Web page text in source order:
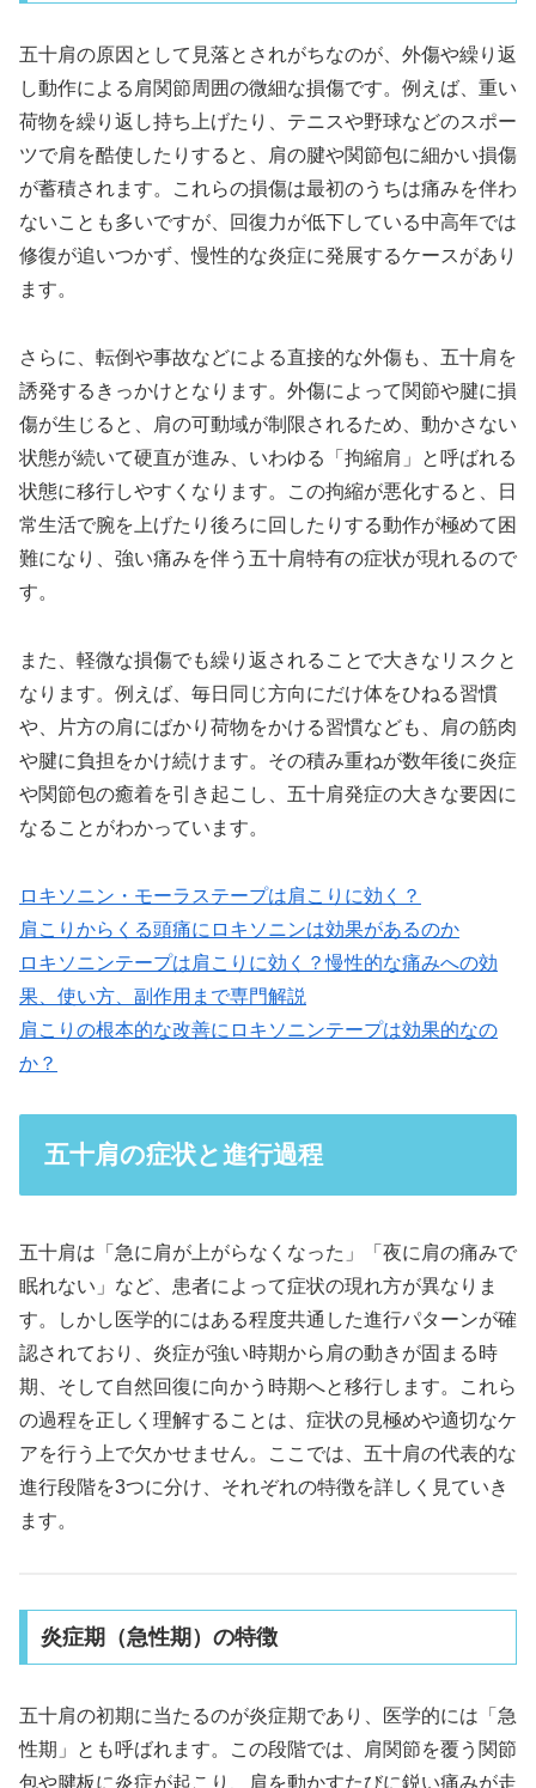
五十肩の原因として見落とされがちなのが、外傷や繰り返
し動作による肩関節周囲の微細な損傷です。例えば、重い
荷物を繰り返し持ち上げたり、テニスや野球などのスポー
ツで肩を酷使したりすると、肩の腱や関節包に細かい損傷
が蓄積されます。これらの損傷は最初のうちは痛みを伴わ
ないことも多いですが、回復力が低下している中高年では
修復が追いつかず、慢性的な炎症に発展するケースがあり
ます。
さらに、転倒や事故などによる直接的な外傷も、五十肩を
誘発するきっかけとなります。外傷によって関節や腱に損
傷が生じると、肩の可動域が制限されるため、動かさない
状態が続いて硬直が進み、いわゆる「拘縮肩」と呼ばれる
状態に移行しやすくなります。この拘縮が悪化すると、日
常生活で腕を上げたり後ろに回したりする動作が極めて困
難になり、強い痛みを伴う五十肩特有の症状が現れるので
す。
また、軽微な損傷でも繰り返されることで大きなリスクと
なります。例えば、毎日同じ方向にだけ体をひねる習慣
や、片方の肩にばかり荷物をかける習慣なども、肩の筋肉
や腱に負担をかけ続けます。その積み重ねが数年後に炎症
や関節包の癒着を引き起こし、五十肩発症の大きな要因に
なることがわかっています。
ロキソニン・モーラステープは肩こりに効く？
肩こりからくる頭痛にロキソニンは効果があるのか
ロキソニンテープは肩こりに効く？慢性的な痛みへの効
果、使い方、副作用まで専門解説
肩こりの根本的な改善にロキソニンテープは効果的なの
か？
五十肩の症状と進行過程
五十肩は「急に肩が上がらなくなった」「夜に肩の痛みで
眠れない」など、患者によって症状の現れ方が異なりま
す。しかし医学的にはある程度共通した進行パターンが確
認されており、炎症が強い時期から肩の動きが固まる時
期、そして自然回復に向かう時期へと移行します。これら
の過程を正しく理解することは、症状の見極めや適切なケ
アを行う上で欠かせません。ここでは、五十肩の代表的な
進行段階を3つに分け、それぞれの特徴を詳しく見ていき
ます。
炎症期（急性期）の特徴
五十肩の初期に当たるのが炎症期であり、医学的には「急
性期」とも呼ばれます。この段階では、肩関節を覆う関節
包や腱板に炎症が起こり、肩を動かすたびに鋭い痛みが走